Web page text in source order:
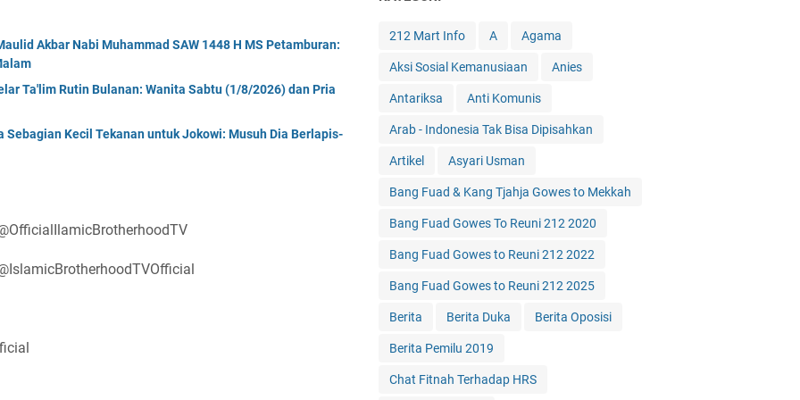
Akbar Nabi Muhammad SAW 1448 H MS Petamburan:
Ta'lim Rutin Bulanan: Wanita Sabtu (1/8/2026) dan Pria
Sebagian Kecil Tekanan untuk Jokowi: Musuh Dia Berlapis-
212 Mart Info A Agama
Aksi Sosial Kemanusiaan Anies
Antariksa Anti Komunis
Arab - Indonesia Tak Bisa Dipisahkan
Artikel Asyari Usman
Bang Fuad & Kang Tjahja Gowes to Mekkah
Bang Fuad Gowes To Reuni 212 2020
Bang Fuad Gowes to Reuni 212 2022
Bang Fuad Gowes to Reuni 212 2025
Berita Berita Duka Berita Oposisi
Berita Pemilu 2019
Chat Fitnah Terhadap HRS